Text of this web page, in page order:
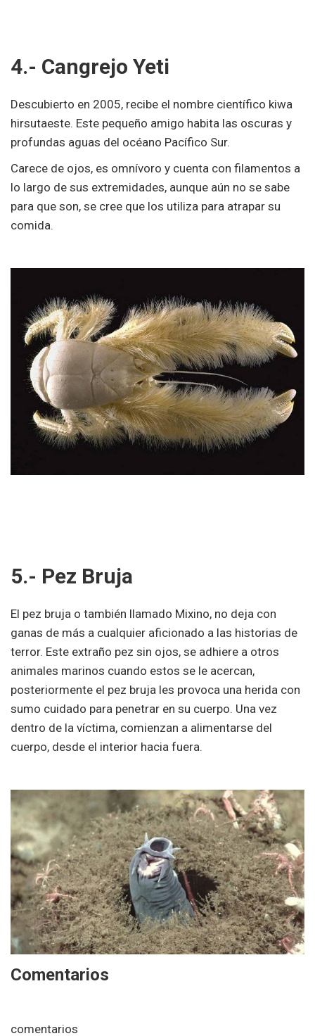
4.- Cangrejo Yeti
Descubierto en 2005, recibe el nombre científico kiwa
hirsutaeste. Este pequeño amigo habita las oscuras y
profundas aguas del océano Pacífico Sur.
Carece de ojos, es omnívoro y cuenta con filamentos a
lo largo de sus extremidades, aunque aún no se sabe
para que son, se cree que los utiliza para atrapar su
comida.
5.- Pez Bruja
El pez bruja o también llamado Mixino, no deja con
ganas de más a cualquier aficionado a las historias de
terror. Este extraño pez sin ojos, se adhiere a otros
animales marinos cuando estos se le acercan,
posteriormente el pez bruja les provoca una herida con
sumo cuidado para penetrar en su cuerpo. Una vez
dentro de la víctima, comienzan a alimentarse del
cuerpo, desde el interior hacia fuera.
Comentarios
comentarios